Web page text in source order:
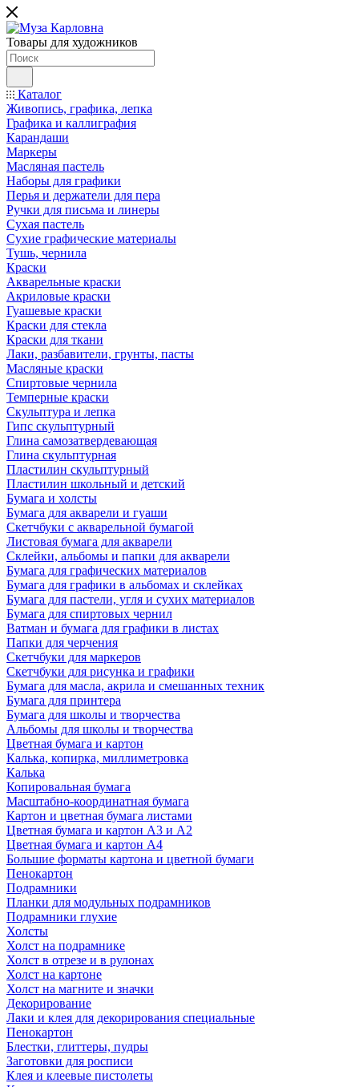
Товары для художников
Каталог
Живопись, графика, лепка
Графика и каллиграфия
Карандаши
Маркеры
Масляная пастель
Наборы для графики
Перья и держатели для пера
Ручки для письма и линеры
Сухая пастель
Сухие графические материалы
Тушь, чернила
Краски
Акварельные краски
Акриловые краски
Гуашевые краски
Краски для стекла
Краски для ткани
Лаки, разбавители, грунты, пасты
Масляные краски
Спиртовые чернила
Темперные краски
Скульптура и лепка
Гипс скульптурный
Глина самозатвердевающая
Глина скульптурная
Пластилин скульптурный
Пластилин школьный и детский
Бумага и холсты
Бумага для акварели и гуаши
Скетчбуки с акварельной бумагой
Листовая бумага для акварели
Склейки, альбомы и папки для акварели
Бумага для графических материалов
Бумага для графики в альбомах и склейках
Бумага для пастели, угля и сухих материалов
Бумага для спиртовых чернил
Ватман и бумага для графики в листах
Папки для черчения
Скетчбуки для маркеров
Скетчбуки для рисунка и графики
Бумага для масла, акрила и смешанных техник
Бумага для принтера
Бумага для школы и творчества
Альбомы для школы и творчества
Цветная бумага и картон
Калька, копирка, миллиметровка
Калька
Копировальная бумага
Масштабно-координатная бумага
Картон и цветная бумага листами
Цветная бумага и картон А3 и А2
Цветная бумага и картон А4
Большие форматы картона и цветной бумаги
Пенокартон
Подрамники
Планки для модульных подрамников
Подрамники глухие
Холсты
Холст на подрамнике
Холст в отрезе и в рулонах
Холст на картоне
Холст на магните и значки
Декорирование
Лаки и клея для декорирования специальные
Пенокартон
Блестки, глиттеры, пудры
Заготовки для росписи
Клея и клеевые пистолеты